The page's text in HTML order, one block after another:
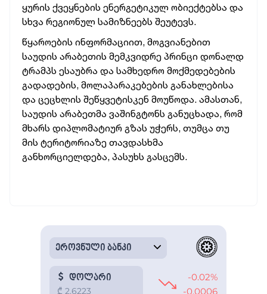
ყურის ქვეყნების ენერგეტიკულ ობიექტებსა და
სხვა რეგიონულ სამიზნეებს შეუტევს.
წყაროების ინფორმაციით, მოგვიანებით
საუდის არაბეთის მემკვიდრე პრინცი დონალდ
ტრამპს ესაუბრა და სამხედრო მოქმედებების
გადადების, მოლაპარაკებების განახლებისა
და ცეცხლის შეწყვეტისკენ მოუწოდა. ამასთან,
საუდის არაბეთმა ვაშინგტონს განუცხადა, რომ
მხარს დიპლომატიურ გზას უჭერს, თუმცა თუ
მის ტერიტორიაზე თავდასხმა
განხორციელდება, პასუხს გასცემს.